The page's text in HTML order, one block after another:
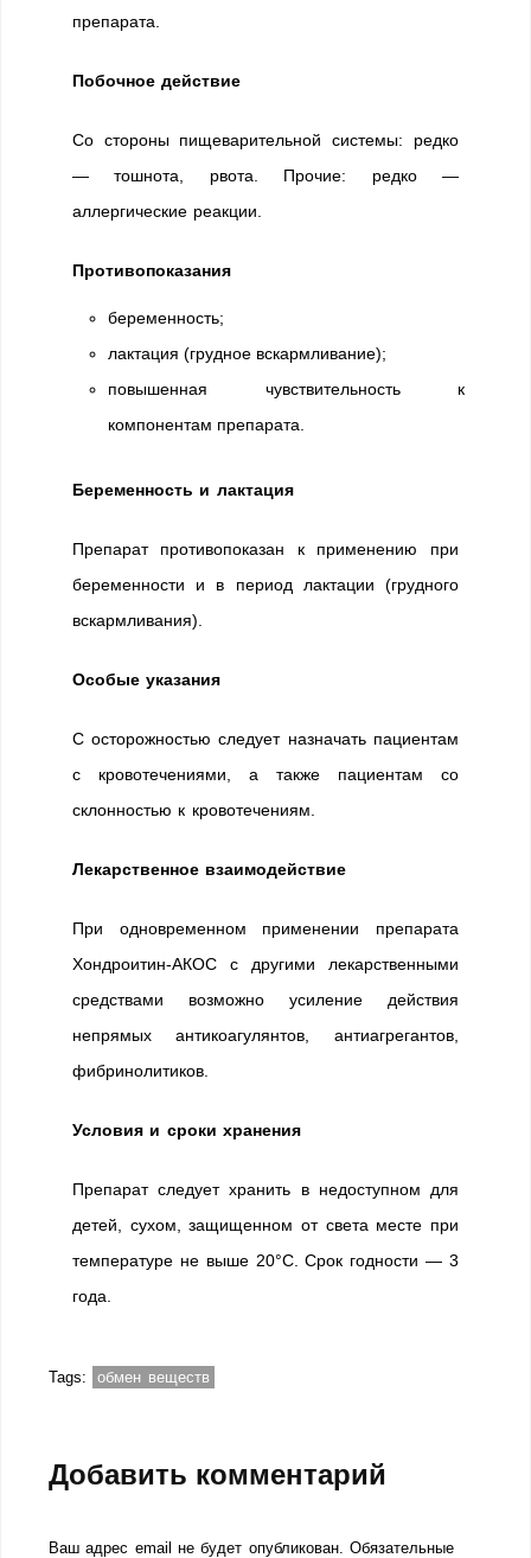
препарата.
Побочное действие
Со стороны пищеварительной системы: редко
— тошнота, рвота. Прочие: редко —
аллергические реакции.
Противопоказания
беременность;
лактация (грудное вскармливание);
повышенная чувствительность к
компонентам препарата.
Беременность и лактация
Препарат противопоказан к применению при
беременности и в период лактации (грудного
вскармливания).
Особые указания
С осторожностью следует назначать пациентам
с кровотечениями, а также пациентам со
склонностью к кровотечениям.
Лекарственное взаимодействие
При одновременном применении препарата
Хондроитин-АКОС с другими лекарственными
средствами возможно усиление действия
непрямых антикоагулянтов, антиагрегантов,
фибринолитиков.
Условия и сроки хранения
Препарат следует хранить в недоступном для
детей, сухом, защищенном от света месте при
температуре не выше 20°С. Срок годности — 3
года.
Tags: обмен веществ
Добавить комментарий
Ваш адрес email не будет опубликован. Обязательные